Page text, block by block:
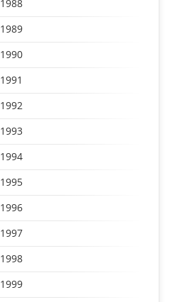
1988
1989
1990
1991
1992
1993
1994
1995
1996
1997
1998
1999